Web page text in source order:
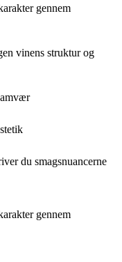
gennem
vinens struktur og
du smagsnuancerne
gennem